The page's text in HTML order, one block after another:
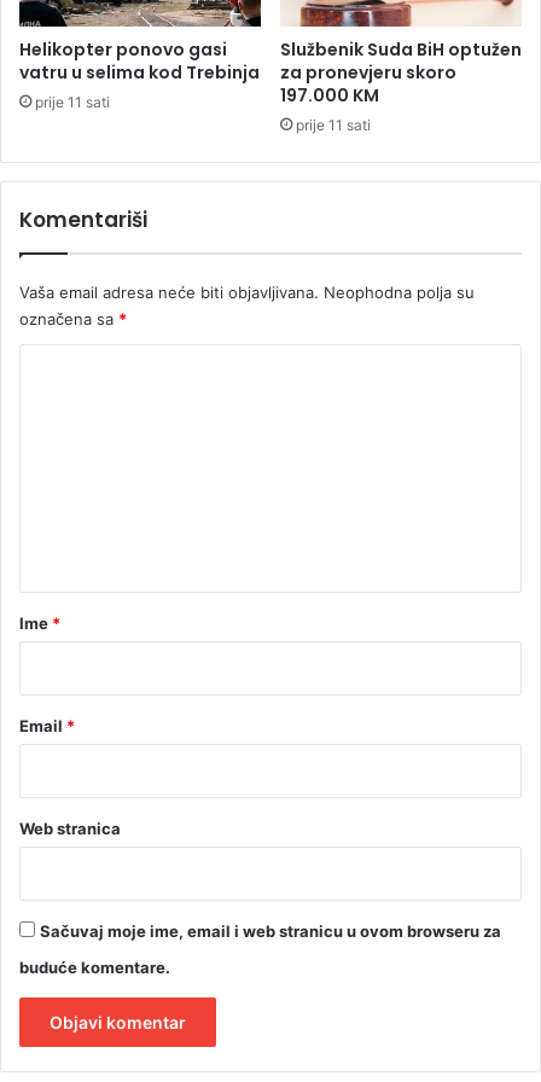
"
u
e
m
e
n
z
a
z
o
v
u
n
g
o
v
i
Helikopter ponovo gasi
vatru u selima kod Trebinja
prije 11 sati
Službenik Suda BiH optužen
za pronevjeru skoro
197.000 KM
prije 11 sati
Komentariši
Vaša email adresa neće biti objavljivana. Neophodna polja su
označena sa *
rIme *
Email *
Web stranica
Sačuvaj moje ime, email i web stranicu u ovom browseru za
buduće komentare.